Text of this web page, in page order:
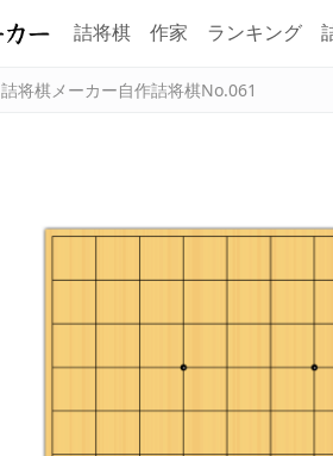
詰将棋 作家 ランキング
詰将棋メーカー自作詰将棋No.061